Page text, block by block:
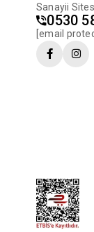
Sanayii
0530
[email